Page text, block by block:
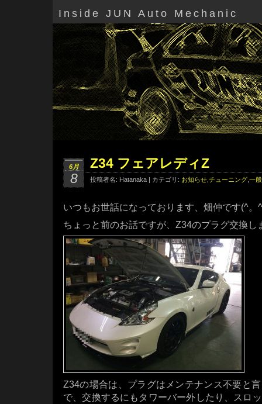
Inside JUN Auto Mechanic
6月
8
Z34 フェアレディZ
投稿者名: Hatanaka | カテゴリ: お知らせ チューニング 一
いつもお世話になっております、畑仲です(^。
ちょっと前のお話ですが、Z34のプラグ交換し
Z34の場合は、プラグはメンテナンス不要と
で、交換するにもタワーバー外したり、スロ